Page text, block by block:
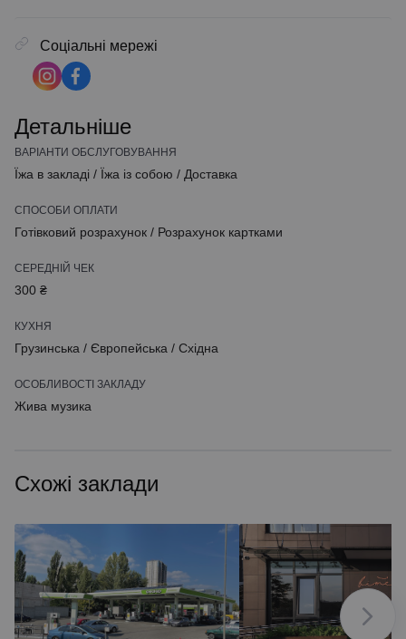
Соціальні мережі
Детальніше
ВАРІАНТИ ОБСЛУГОВУВАННЯ
Їжа в закладі / Їжа із собою / Доставка
СПОСОБИ ОПЛАТИ
Готівковий розрахунок / Розрахунок картками
СЕРЕДНІЙ ЧЕК
300 ₴
КУХНЯ
Грузинська / Європейська / Східна
ОСОБЛИВОСТІ ЗАКЛАДУ
Жива музика
Схожі заклади